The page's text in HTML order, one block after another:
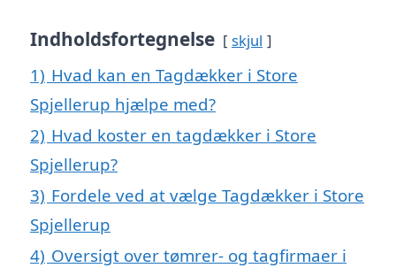
Indholdsfortegnelse skjul
1) Hvad kan en Tagdækker i Store
Spjellerup hjælpe med?
2) Hvad koster en tagdækker i Store
Spjellerup?
3) Fordele ved at vælge Tagdækker i Store
Spjellerup
4) Oversigt over tømrer- og tagfirmaer i